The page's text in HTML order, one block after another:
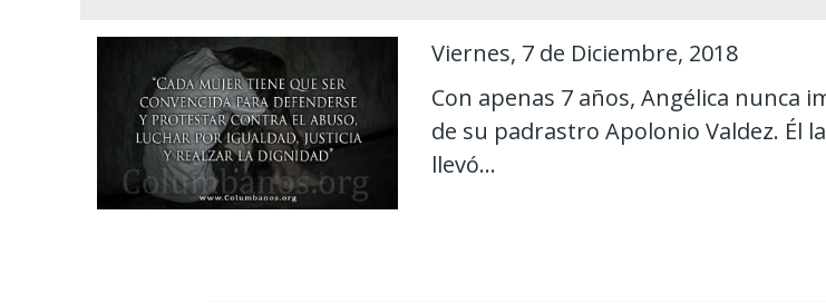
Viernes, 7 de Diciembre, 2018
Con apenas 7 años, Angélica nunca
de su padrastro Apolonio Valdez. Él
llevó...